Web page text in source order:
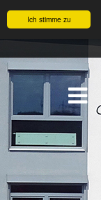
Ich stimme zu